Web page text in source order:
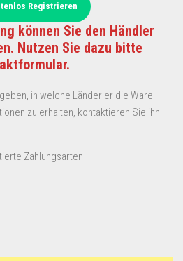
Registrieren
können Sie den Händler
Nutzen Sie dazu bitte
in welche Länder er die Ware
zu erhalten, kontaktieren Sie ihn
Zahlungsarten